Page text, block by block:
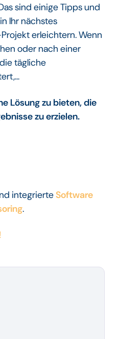
sind einige Tipps und
Ihr nächstes
erleichtern. Wenn
oder nach einer
tägliche
Lösung zu bieten, die
zu erzielen.
integrierteSoftware
.